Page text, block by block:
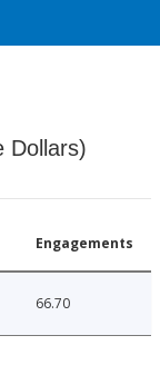
Dollars)
Engagements
66.70